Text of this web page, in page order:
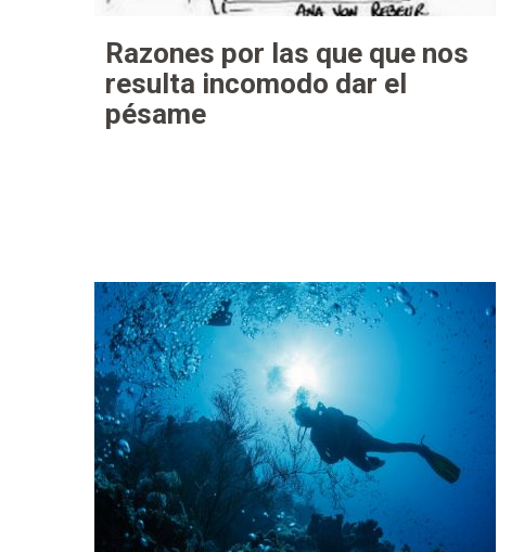
Razones por las que que nos
resulta incomodo dar el
pésame